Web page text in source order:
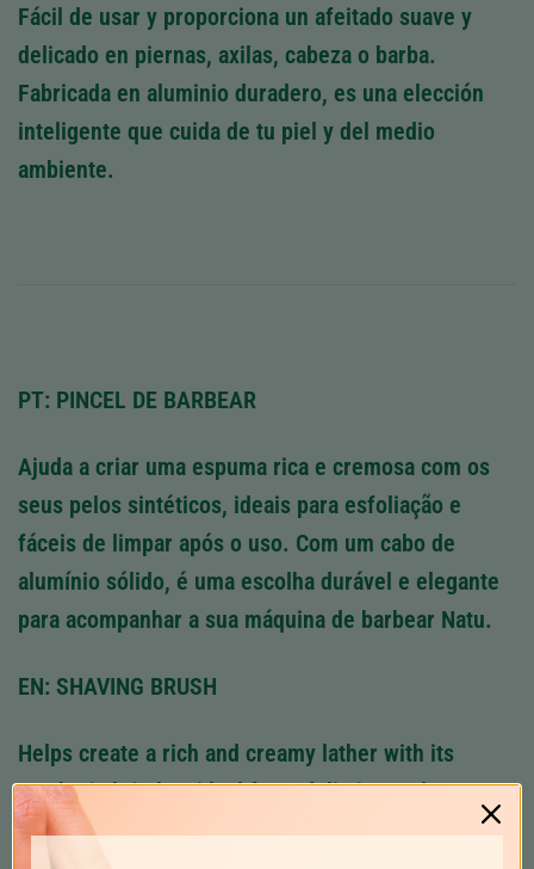
Fácil de usar y proporciona un afeitado suave y
delicado en piernas, axilas, cabeza o barba.
Fabricada en aluminio duradero, es una elección
inteligente que cuida de tu piel y del medio
ambiente.
PT: PINCEL DE BARBEAR
Ajuda a criar uma espuma rica e cremosa com os
seus pelos sintéticos, ideais para esfoliação e
fáceis de limpar após o uso. Com um cabo de
alumínio sólido, é uma escolha durável e elegante
para acompanhar a sua máquina de barbear Natu.
EN: SHAVING BRUSH
Helps create a rich and creamy lather with its
synthetic bristles, ideal for exfoliation and easy to
clean after use. With a solid aluminum handle, it is